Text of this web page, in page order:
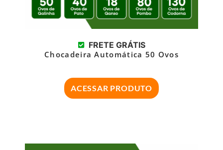
FRETE GRÁTIS
Chocadeira Automática 50 Ovos
ACESSAR PRODUTO